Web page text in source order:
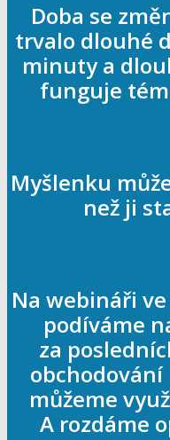
Doba se
trvalo dlouhé
minuty a
funguje
Myšlenku
než ji
Na webináři
podíváme
za
můžeme
A rozdáme